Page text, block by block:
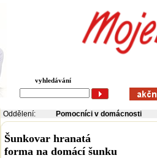
vyhledávání
Oddělení: Pomocníci v domácnosti
Šunkovar hranatá
forma na domácí šunku